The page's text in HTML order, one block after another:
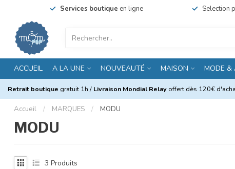
Services boutique en ligne Selection
ACCUEIL A LA UNE NOUVEAUTÉ MAISON MODE &
Retrait boutique gratuit 1h / Livraison Mondial Relay offert dès 120€
Accueil / MARQUES / MODU
MODU
3 Produits